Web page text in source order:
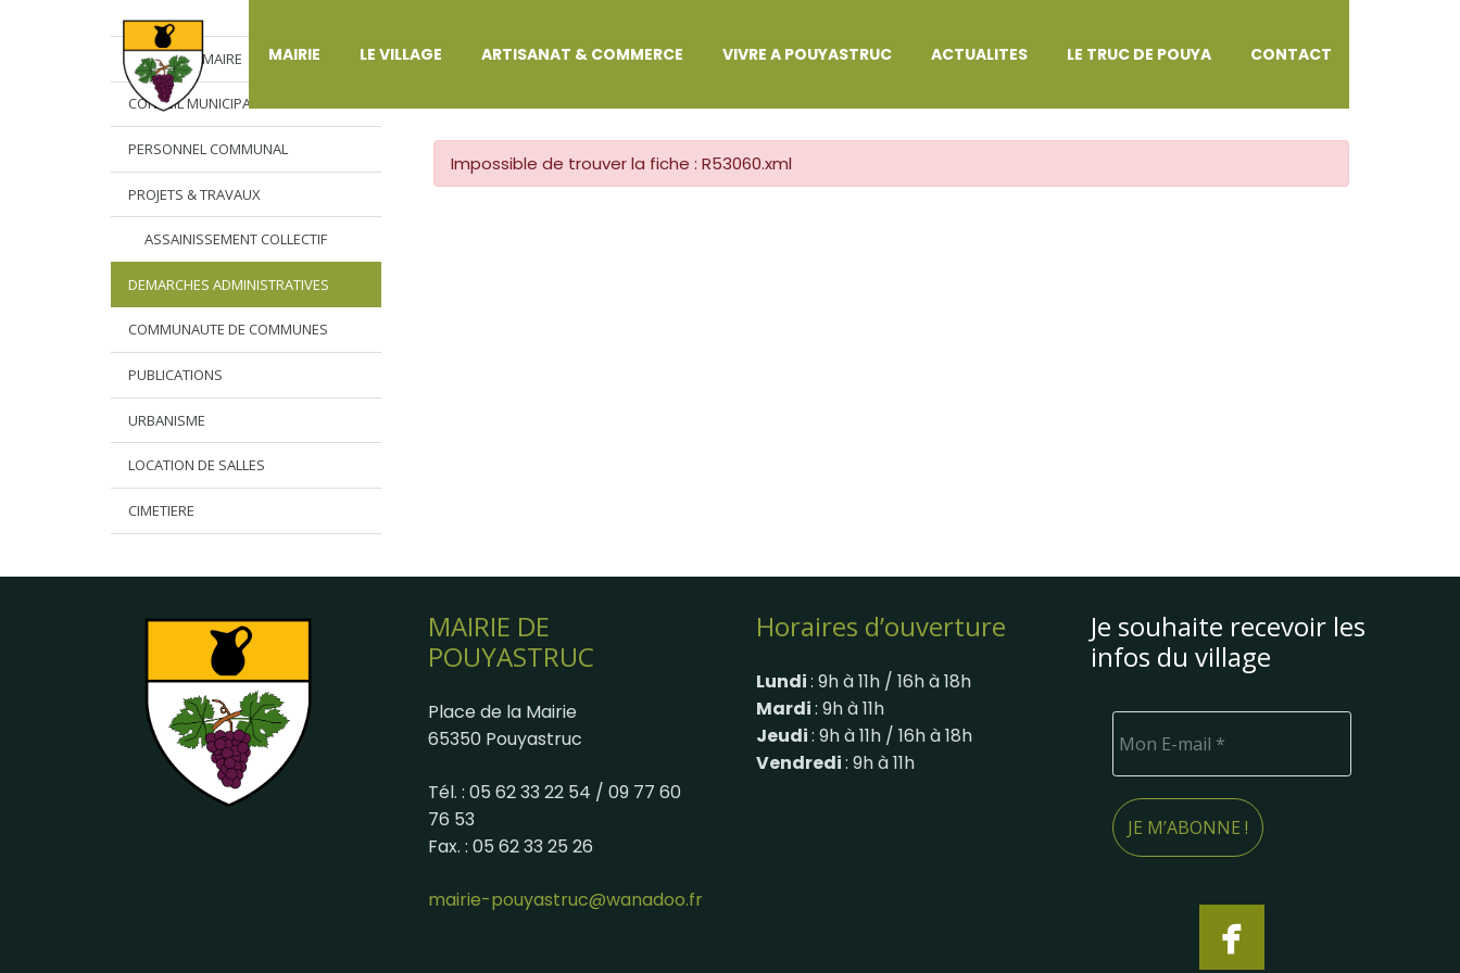
MAIRIE LE VILLAGE ARTISANAT & COMMERCE VIVRE A POUYASTRUC ACTUALITES LE TRUC DE POUYA CONTACT
L’EDITO DU MAIRE
CONSEIL MUNICIPAL
PERSONNEL COMMUNAL
PROJETS & TRAVAUX
ASSAINISSEMENT COLLECTIF
DEMARCHES ADMINISTRATIVES
COMMUNAUTE DE COMMUNES
PUBLICATIONS
URBANISME
LOCATION DE SALLES
CIMETIERE
DÉMARCHES ADMINISTRATIVES
Impossible de trouver la fiche : R53060.xml
MAIRIE DE
POUYASTRUC
Place de la Mairie
65350 Pouyastruc
Tél. : 05 62 33 22 54 / 09 77 60
76 53
Fax. : 05 62 33 25 26
mairie-pouyastruc@wanadoo.fr
Horaires d’ouverture
Lundi: 9h à 11h / 16h à 18h
Mardi: 9h à 11h
Jeudi: 9h à 11h / 16h à 18h
Vendredi: 9h à 11h
Je souhaite recevoir les
infos du village